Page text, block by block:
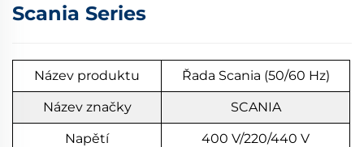
Scania Series
Název produktu Řada Scania (50/60 Hz)
Název značky SCANIA
Napětí 400 V/220/440 V